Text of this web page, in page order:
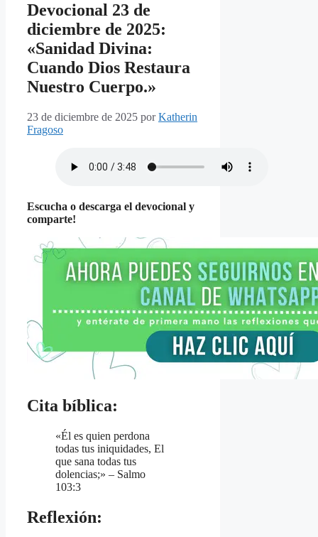
Devocional 23 de
diciembre de 2025:
«Sanidad Divina:
Cuando Dios Restaura
Nuestro Cuerpo.»
23 de diciembre de 2025 porKatherin
Fragoso
Escucha o descarga el devocional y
comparte!
Cita bíblica:
«Él es quien perdona
todas tus iniquidades, El
que sana todas tus
dolencias;» – Salmo
103:3
Reflexión: